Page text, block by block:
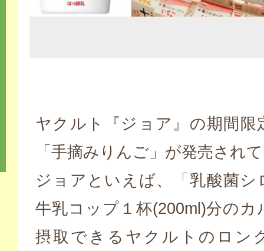
ヤクルト『ジョア』の期間限
「手摘みりんご」が発売され
ジョアといえば、「乳酸菌シ
牛乳コップ１杯(200ml)分のカ
摂取できるヤクルトのロン